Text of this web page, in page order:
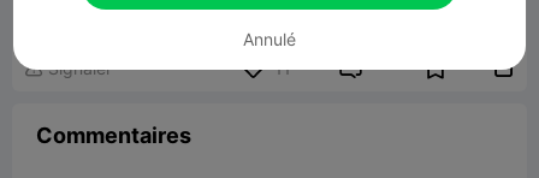
 Signaler 11  
Commentaires
Annulé